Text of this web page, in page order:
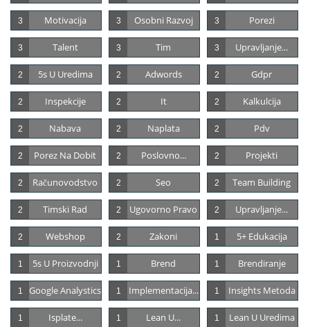
Motivacija
3 Osobni Razvoj
3 Porezi
3
Talent
3 Tim
3 Upravljanje...
3
5s U Uredima
2 Adwords
2 Gdpr
2
Inspekcije
2 It
2 Kalkulcija
2
Nabava
2 Naplata
2 Pdv
2
Porez Na Dobit
2 Poslovno...
2 Projekti
2
Računovodstvo
2 Seo
2 Team Building
2
Timski Rad
2 Ugovorno Pravo
2 Upravljanje...
2
Webshop
2 Zakoni
2 5+ Edukacija
1
5s U Proizvodnji
1 Brend
1 Brendiranje
1
Google Analystics
1 Implementacija...
1 Insights Metoda
1
Isplate...
1 Lean U...
1 Lean U Uredima
1